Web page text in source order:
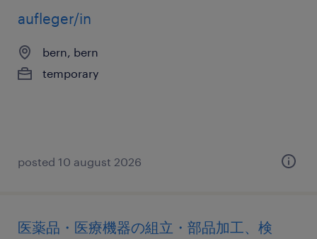
aufleger/in
bern, bern
temporary
posted 10 august 2026
医薬品・医療機器の組立・部品加工、検